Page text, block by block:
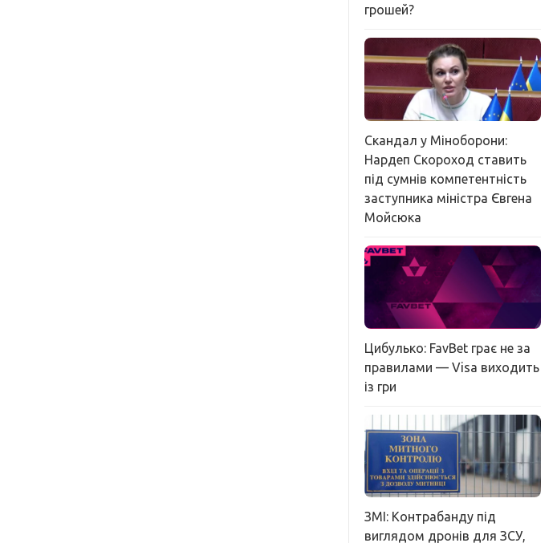
грошей?
Скандал у Міноборони:
Нардеп Скороход ставить
під сумнів компетентність
заступника міністра Євгена
Мойсюка
Цибулько: FavBet грає не за
правилами — Visa виходить
із гри
ЗМІ: Контрабанду під
виглядом дронів для ЗСУ,